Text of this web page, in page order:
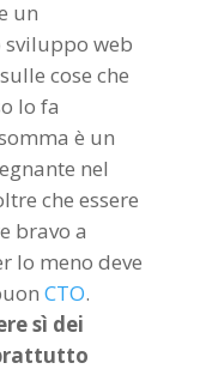
un
sviluppo web
cose che
lo fa
è un
nel
che essere
bravo a
lo meno deve
CTO.
sì dei